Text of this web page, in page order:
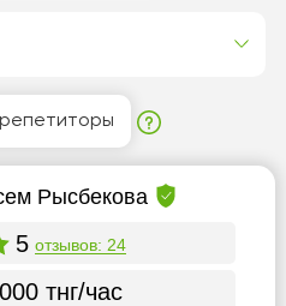
Рысбекова
5 отзывов: 24
тнг/час